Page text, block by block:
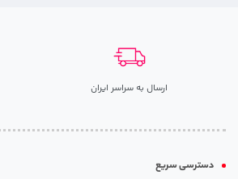
ارسال به سراسر ایران
دسترسی سریع